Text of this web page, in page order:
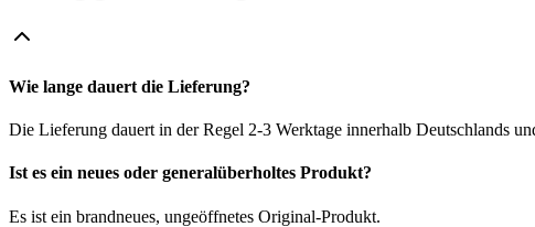
Wie lange dauert die Lieferung?
Die Lieferung dauert in der Regel 2-3 Werktage innerhalb Deutschlands
Ist es ein neues oder generalüberholtes Produkt?
Es ist ein brandneues, ungeöffnetes Original-Produkt.